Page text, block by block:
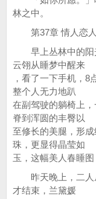
林之中。
第37章 情人恋人
早上丛林中的阳
云翎从睡梦中醒来
，看了一下手机，8
整个人无力地趴
在副驾驶的躺椅上
脊到浑圆的丰臀以
至修长的美腿，形
珠，更显得晶莹如
玉，这幅美人春睡图
昨天晚上，二人
才结束，兰黛媛